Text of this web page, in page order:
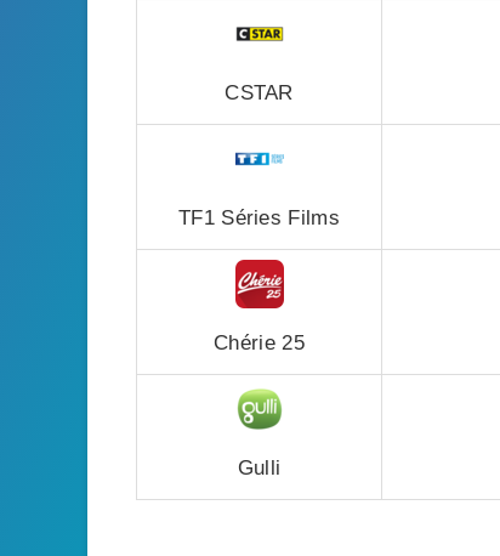
CSTAR
TF1 Séries Films
Chérie 25
Gulli